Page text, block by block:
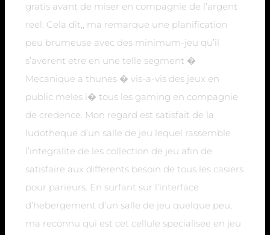
gratis avant de miser en compagnie de l’argent
reel. Cela dit,, ma remarque une planification
peu brumeuse avec des minimum-jeu qu’il
s’averent etre en une telle segment �
Mecanique a thunes � vis-a-vis des jeux en
public meles i� tous les gaming en compagnie
de credence. Mon regard est satisfait de la
ludotheque d’un salle de jeu lequel rassemble
l’integralite de les collection de jeu afin de
satisfaire aux differents besoin de tous les casiers
pour parieurs. En surfant sur l’interface
d’hebergement d’un salle de jeu quelque peu,
ma reconnu qui est cet cellule specialisee en jeu